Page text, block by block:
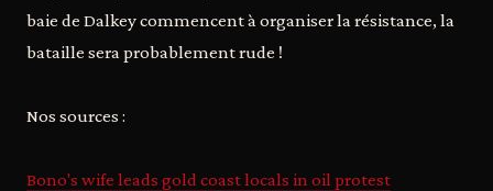
baie de Dalkey commencent à organiser la résistance, la
bataille sera probablement rude !
Nos sources :
Bono's wife leads gold coast locals in oil protest